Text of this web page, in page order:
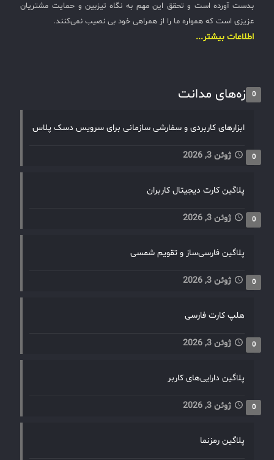
بدست آورده است و تحقق این مهم به نگاه تیزبین و حمایت مشتریان
عزیزی است که همواره ما را از همراهی خود بی نصیب نمی‌کنند.
اطلاعات بیشتر...
تازه‌های مدانت0
ابزارهای کاربردی و سفارشی سازمانی برای سرویس دسک پلاس
ژوئن 3, 2026 0
پلاگین کارت دیجیتال کاربران
ژوئن 3, 2026 0
پلاگین فارسی‌ساز و تقویم شمسی
ژوئن 3, 2026 0
هلپ کارت فارسی
ژوئن 3, 2026 0
پلاگین دارایی‌های کاربر
ژوئن 3, 2026 0
پلاگین رمزنما